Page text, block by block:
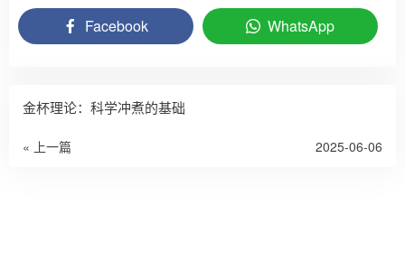
Facebook WhatsApp
金杯理论：科学冲煮的基础
« 上一篇 2025-06-06